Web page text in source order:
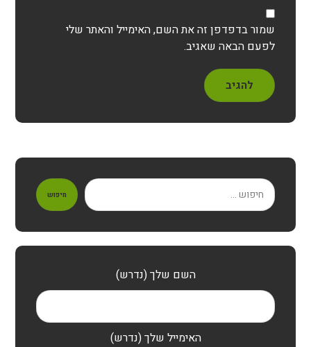
שמור בדפדפן זה את השם, האימייל והאתר שלי
לפעם הבאה שאגיב.
להגיב
חיפוש
השם שלך (נדרש)
האימייל שלך (נדרש)